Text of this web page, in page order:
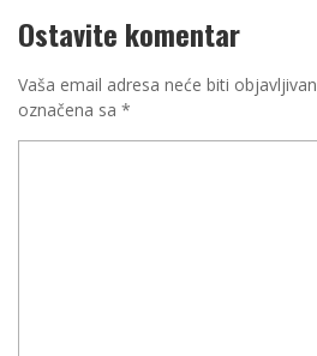
Ostavite komentar
Vaša email adresa neće biti
označena sa *